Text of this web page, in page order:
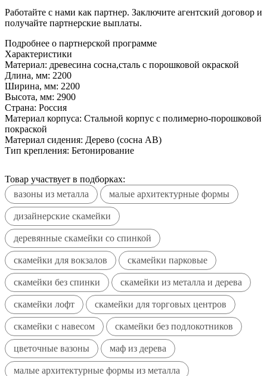
Работайте с нами как партнер. Заключите агентский договор и
получайте партнерские выплаты.
Подробнее о партнерской программе
Характеристики
Материал: древесина сосна,сталь с порошковой окраской
Длина, мм: 2200
Ширина, мм: 2200
Высота, мм: 2900
Страна: Россия
Материал корпуса: Стальной корпус с полимерно-порошковой
покраской
Материал сидения: Дерево (сосна АВ)
Тип крепления: Бетонирование
Товар участвует в подборках:
вазоны из металла
малые архитектурные формы
дизайнерские скамейки
деревянные скамейки со спинкой
скамейки для вокзалов скамейки парковые
скамейки без спинки скамейки из металла и дерева
скамейки лофт скамейки для торговых центров
скамейки с навесом скамейки без подлокотников
цветочные вазоны маф из дерева
малые архитектурные формы из металла